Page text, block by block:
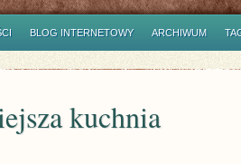
BLOG INTERNETOWY ARCHIWUM
kuchnia